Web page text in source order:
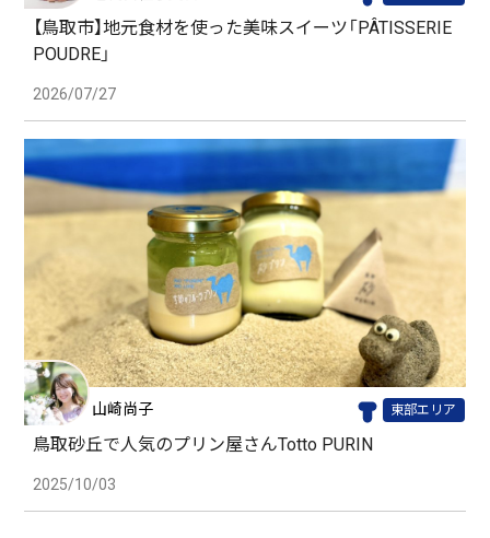
【鳥取市】地元食材を使った美味スイーツ「PÂTISSERIE
POUDRE」
2026/07/27
山崎尚子 東部エリア
鳥取砂丘で人気のプリン屋さんTotto PURIN
2025/10/03